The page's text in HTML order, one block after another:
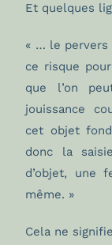
Et quelques
« … le pervers
ce risque
que l’on
jouissance
cet objet
donc la
d’objet, une
même. »
Cela ne